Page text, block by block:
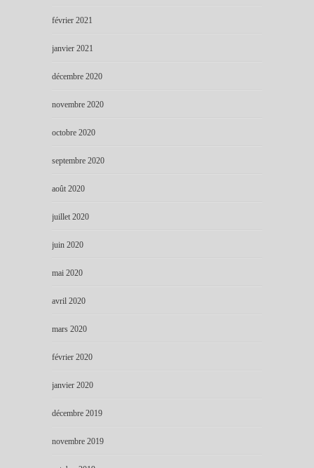
février 2021
janvier 2021
décembre 2020
novembre 2020
octobre 2020
septembre 2020
août 2020
juillet 2020
juin 2020
mai 2020
avril 2020
mars 2020
février 2020
janvier 2020
décembre 2019
novembre 2019